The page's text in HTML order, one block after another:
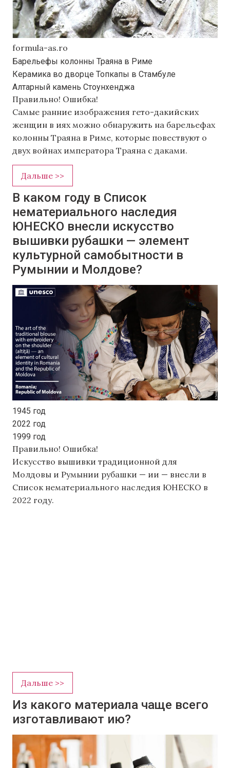
formula-as.ro
Барельефы колонны Траяна в Риме
Керамика во дворце Топкапы в Стамбуле
Алтарный камень Стоунхенджа
Правильно! Ошибка!
Самые ранние изображения гето-дакийских
женщин в иях можно обнаружить на барельефах
колонны Траяна в Риме, которые повествуют о
двух войнах императора Траяна с даками.
Дальше >>
В каком году в Список
нематериального наследия
ЮНЕСКО внесли искусство
вышивки рубашки — элемент
культурной самобытности в
Румынии и Молдове?
1945 год
2022 год
1999 год
Правильно! Ошибка!
Искусство вышивки традиционной для
Молдовы и Румынии рубашки — ии — внесли в
Список нематериального наследия ЮНЕСКО в
2022 году.
Дальше >>
Из какого материала чаще всего
изготавливают ию?